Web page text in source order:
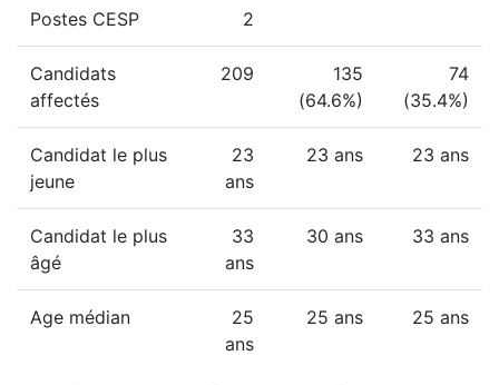
Postes CESP 2
Candidats
affectés
209
135
(64.6%)
74
(35.4%)
Candidat le plus
jeune
23
ans
23 ans 23 ans
Candidat le plus
âgé
33
ans
30 ans 33 ans
Age médian
25
ans
25 ans 25 ans